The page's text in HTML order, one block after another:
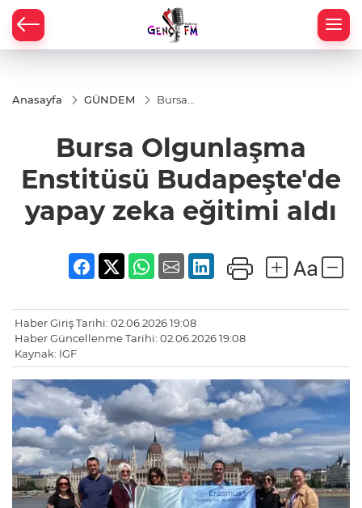
Anasayfa GÜNDEM
Bursa
Budapeşte'de
yapay zeka
eğitimi aldı
Bursa Olgunlaşma
Enstitüsü Budapeşte'de
yapay zeka eğitimi aldı
Haber Giriş Tarihi: 02.06.2026 19:08
Haber Güncellenme Tarihi: 02.06.2026 19:08
Kaynak: IGF